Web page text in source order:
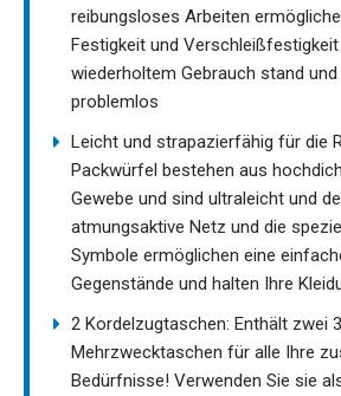
reibungsloses Arbeiten
Festigkeit und
wiederholtem Gebrauch stand
problemlos
Leicht und strapazierfähig für die
Packwürfel bestehen aus
Gewebe und sind ultraleicht und
atmungsaktive Netz und die
Symbole ermöglichen eine
Gegenstände und halten Ihre
2 Kordelzugtaschen: Enthält zwei
Mehrzwecktaschen für alle Ihre
Bedürfnisse! Verwenden Sie sie